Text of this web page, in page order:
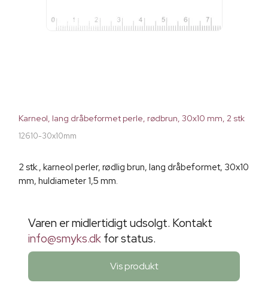
Karneol, lang dråbeformet perle, rødbrun, 30x10 mm, 2 stk
12610-30x10mm
2 stk., karneol perler, rødlig brun, lang dråbeformet, 30x10
mm, huldiameter 1,5 mm.
Varen er midlertidigt udsolgt. Kontakt
info@smyks.dk for status.
Vis produkt